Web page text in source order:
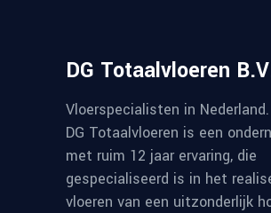
DG Totaalvloeren
Vloerspecialisten in Nederland.
DG Totaalvloeren is een
met ruim 12 jaar ervaring, die
gespecialiseerd is in het
vloeren van een uitzonderlijk